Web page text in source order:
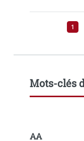
1
Mots-clés
AA